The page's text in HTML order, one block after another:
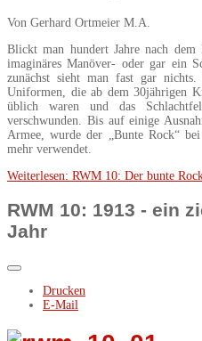
Von Gerhard Ortmeier M.A.
Blickt man hundert Jahre nach
imaginäres Manöver- oder gar ein
zunächst sieht man fast gar
Uniformen, die ab dem 30jährigen
üblich waren und das
verschwunden. Bis auf einige
Armee, wurde der „Bunte Rock“
mehr verwendet.
Weiterlesen: RWM 10: Der bunte
RWM 10: 1913 - ein
Jahr
Drucken
E-Mail